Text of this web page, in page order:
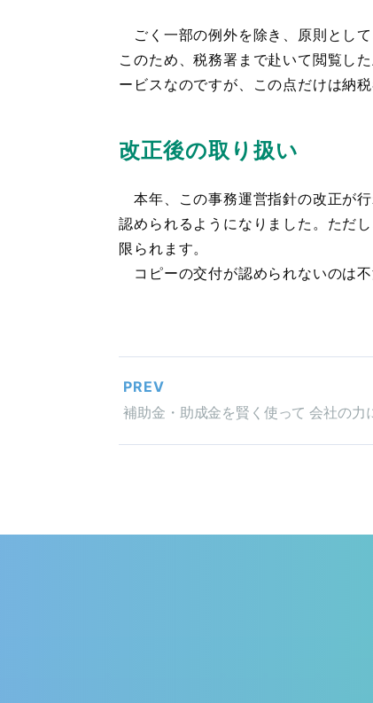
ごく一部の例外を除き、原則とし
このため、税務署まで赴いて閲覧し
ービスなのですが、この点だけは納
改正後の取り扱い
本年、この事務運営指針の改正が
認められるようになりました。ただ
限られます。
コピーの交付が認められないのは
PREV
補助金・助成金を賢く使って 会社の力